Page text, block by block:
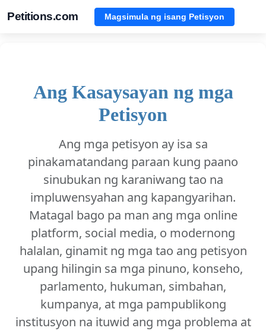
Petitions.com Magsimula ng isang Petisyon
Ang Kasaysayan ng mga
Petisyon
Ang mga petisyon ay isa sa
pinakamatandang paraan kung paano
sinubukan ng karaniwang tao na
impluwensyahan ang kapangyarihan.
Matagal bago pa man ang mga online
platform, social media, o modernong
halalan, ginamit ng mga tao ang petisyon
upang hilingin sa mga pinuno, konseho,
parlamento, hukuman, simbahan,
kumpanya, at mga pampublikong
institusyon na ituwid ang mga problema at